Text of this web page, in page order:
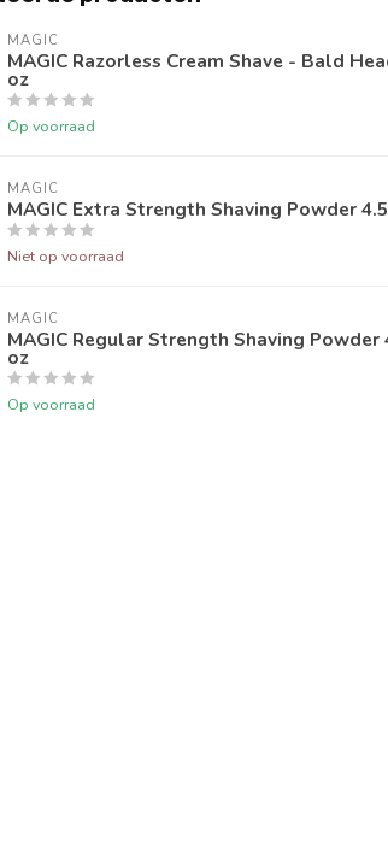
MAGIC
MAGIC Razorless Cream Shave - Bald
oz
Op voorraad
MAGIC
MAGIC Extra Strength Shaving Powder
Niet op voorraad
MAGIC
MAGIC Regular Strength Shaving Powder
oz
Op voorraad